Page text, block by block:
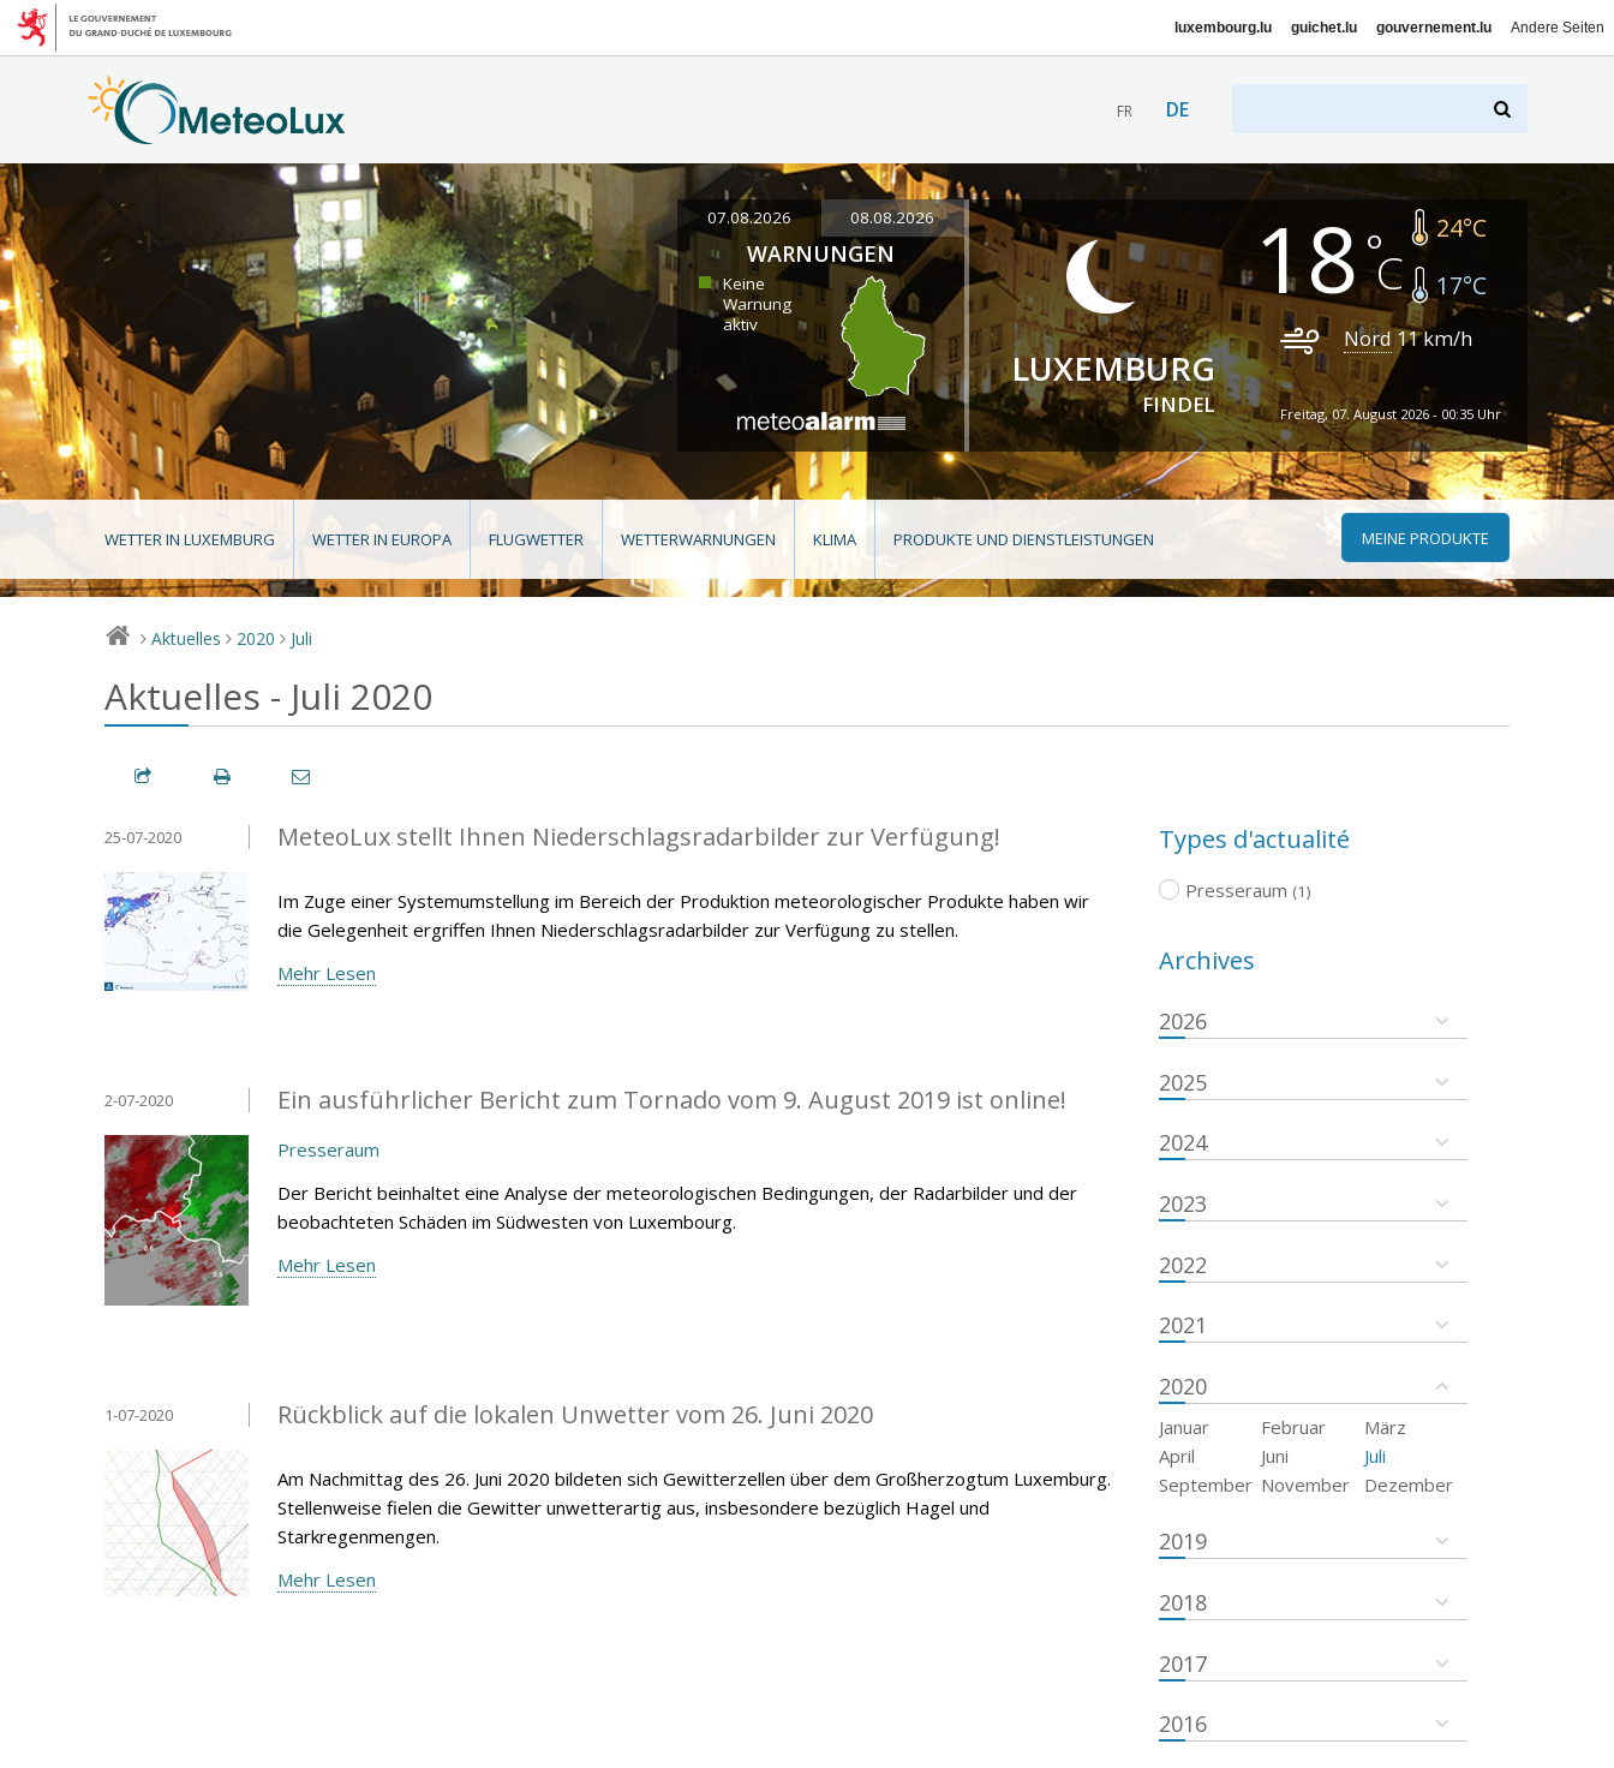
luxembourg.lu guichet.lu gouvernement.lu Andere Seiten
FR DE
07.08.2026 08.08.2026
WARNUNGEN
Keine
Warnung
aktiv
LUXEMBURG
FINDEL
18 24°C
17°C
Nord 11km/h
Freitag, 07. August 2026 - 00:35 Uhr
WETTER IN LUXEMBURG WETTER IN EUROPA FLUGWETTER WETTERWARNUNGEN KLIMA PRODUKTE UND DIENSTLEISTUNGEN MEINE PRODUKTE
> Aktuelles > 2020 > Juli
Aktuelles - Juli 2020
MeteoLux stellt Ihnen Niederschlagsradarbilder zur Verfügung!
25-07-2020
Im Zuge einer Systemumstellung im Bereich der Produktion meteorologischer Produkte haben wir
die Gelegenheit ergriffen Ihnen Niederschlagsradarbilder zur Verfügung zu stellen.
Mehr Lesen
Ein ausführlicher Bericht zum Tornado vom 9. August 2019 ist online!
2-07-2020
Presseraum
Der Bericht beinhaltet eine Analyse der meteorologischen Bedingungen, der Radarbilder und der
beobachteten Schäden im Südwesten von Luxembourg.
Mehr Lesen
Rückblick auf die lokalen Unwetter vom 26. Juni 2020
1-07-2020
Am Nachmittag des 26. Juni 2020 bildeten sich Gewitterzellen über dem Großherzogtum Luxemburg.
Stellenweise fielen die Gewitter unwetterartig aus, insbesondere bezüglich Hagel und
Starkregenmengen.
Mehr Lesen
Types d'actualité
Presseraum (1)
Archives
2026
2025
2024
2023
2022
2021
2020
Januar Februar
März
April
Juni
Juli
September November Dezember
2019
2018
2017
2016